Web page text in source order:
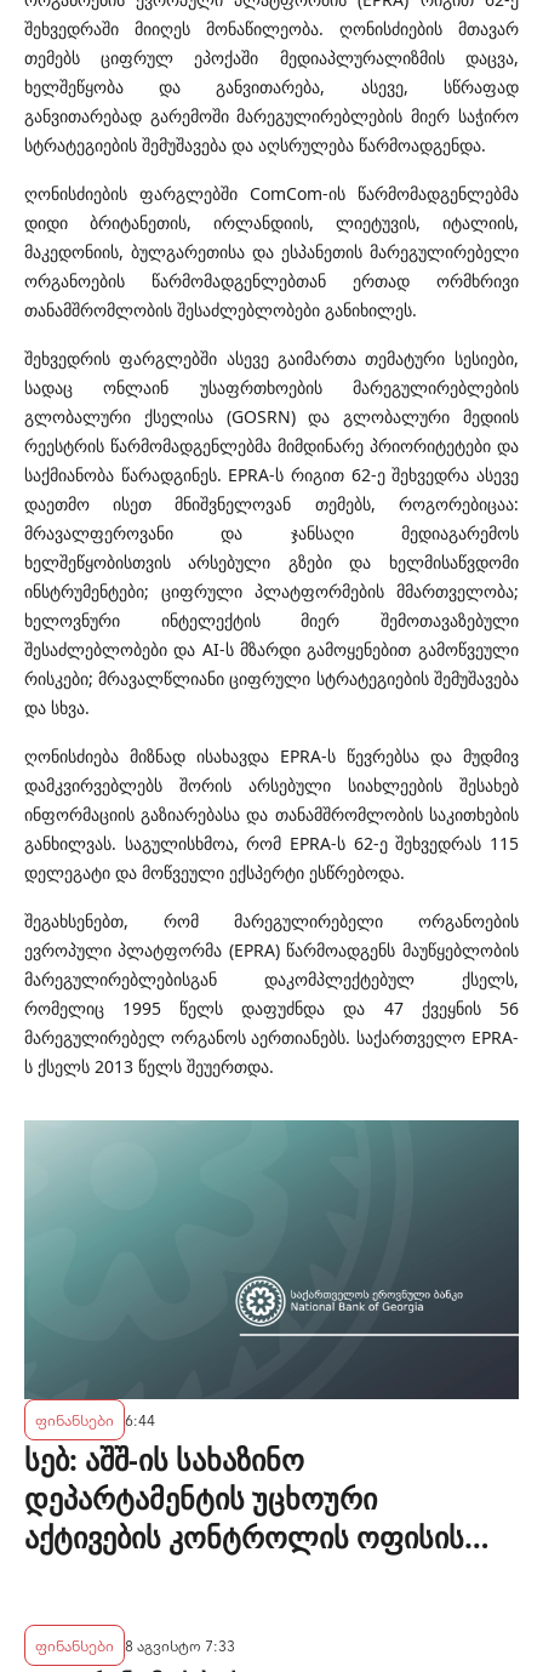
შეხვედრაში მიიღეს მონაწილეობა. ღონისძიების მთავარ
თემებს ციფრულ ეპოქაში მედიაპლურალიზმის დაცვა,
ხელშეწყობა და განვითარება, ასევე, სწრაფად
განვითარებად გარემოში მარეგულირებლების მიერ საჭირო
სტრატეგიების შემუშავება და აღსრულება წარმოადგენდა.
ღონისძიების ფარგლებში ComCom-ის წარმომადგენლებმა
დიდი ბრიტანეთის, ირლანდიის, ლიეტუვის, იტალიის,
მაკედონიის, ბულგარეთისა და ესპანეთის მარეგულირებელი
ორგანოების წარმომადგენლებთან ერთად ორმხრივი
თანამშრომლობის შესაძლებლობები განიხილეს.
შეხვედრის ფარგლებში ასევე გაიმართა თემატური სესიები,
სადაც ონლაინ უსაფრთხოების მარეგულირებლების
გლობალური ქსელისა (GOSRN) და გლობალური მედიის
რეესტრის წარმომადგენლებმა მიმდინარე პრიორიტეტები და
საქმიანობა წარადგინეს. EPRA-ს რიგით 62-ე შეხვედრა ასევე
დაეთმო ისეთ მნიშვნელოვან თემებს, როგორებიცაა:
მრავალფეროვანი და ჯანსაღი მედიაგარემოს
ხელშეწყობისთვის არსებული გზები და ხელმისაწვდომი
ინსტრუმენტები; ციფრული პლატფორმების მმართველობა;
ხელოვნური ინტელექტის მიერ შემოთავაზებული
შესაძლებლობები და AI-ს მზარდი გამოყენებით გამოწვეული
რისკები; მრავალწლიანი ციფრული სტრატეგიების შემუშავება
და სხვა.
ღონისძიება მიზნად ისახავდა EPRA-ს წევრებსა და მუდმივ
დამკვირვებლებს შორის არსებული სიახლეების შესახებ
ინფორმაციის გაზიარებასა და თანამშრომლობის საკითხების
განხილვას. საგულისხმოა, რომ EPRA-ს 62-ე შეხვედრას 115
დელეგატი და მოწვეული ექსპერტი ესწრებოდა.
შეგახსენებთ, რომ მარეგულირებელი ორგანოების
ევროპული პლატფორმა (EPRA) წარმოადგენს მაუწყებლობის
მარეგულირებლებისგან დაკომპლექტებულ ქსელს,
რომელიც 1995 წელს დაფუძნდა და 47 ქვეყნის 56
მარეგულირებელ ორგანოს აერთიანებს. საქართველო EPRA-
ს ქსელს 2013 წელს შეუერთდა.
ფინანსები 6:44
სებ: აშშ-ის სახაზინო
დეპარტამენტის უცხოური
აქტივების კონტროლის ოფისის
არ წარმოადგენს საქართველოს
ეროვნული ბანკის რეგულირებულ
ფინანსები 8 აგვისტო 7:33